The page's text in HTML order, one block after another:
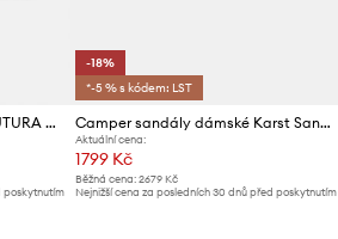
Sandály Melissa MELISSA FUTURA AD
poskytnutím
-18%
*-5 % s kódem: LST
Camper sandály dámské Karst Sandal
Aktuální cena:
1799 Kč
Běžná cena: 2679 Kč
Nejnižší cena za posledních 30 dnů před poskytnutím